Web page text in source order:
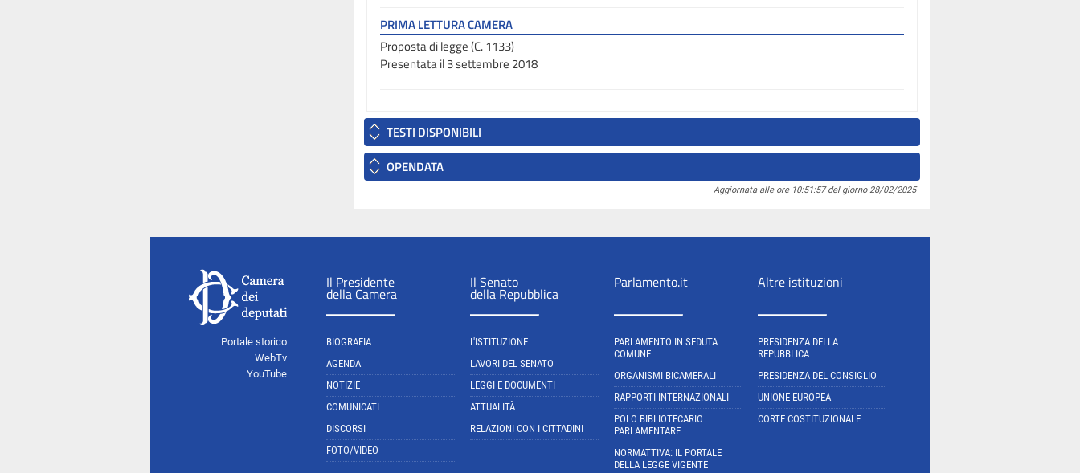
PRIMA LETTURA CAMERA
Proposta di legge (C. 1133)
Presentata il 3 settembre 2018
TESTI DISPONIBILI
OPENDATA
Aggiornata alle ore 10:51:57 del giorno 28/02/2025
Portale storico
WebTv
YouTube
Il Presidente
della Camera
BIOGRAFIA
AGENDA
NOTIZIE
COMUNICATI
DISCORSI
FOTO/VIDEO
Il Senato
della Repubblica
L'ISTITUZIONE
LAVORI DEL SENATO
LEGGI E DOCUMENTI
ATTUALITÀ
RELAZIONI CON I CITTADINI
Parlamento.it
PARLAMENTO IN SEDUTA
COMUNE
ORGANISMI BICAMERALI
RAPPORTI INTERNAZIONALI
POLO BIBLIOTECARIO
PARLAMENTARE
NORMATTIVA: IL PORTALE
DELLA LEGGE VIGENTE
Altre istituzioni
PRESIDENZA DELLA
REPUBBLICA
PRESIDENZA DEL CONSIGLIO
UNIONE EUROPEA
CORTE COSTITUZIONALE